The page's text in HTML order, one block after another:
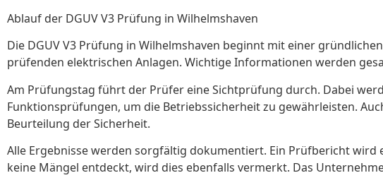
Ablauf der DGUV V3 Prüfung in Wilhelmshaven
Die DGUV V3 Prüfung in Wilhelmshaven beginnt mit einer
prüfenden elektrischen Anlagen. Wichtige Informationen werden
Am Prüfungstag führt der Prüfer eine Sichtprüfung durch. Dabei
Funktionsprüfungen, um die Betriebssicherheit zu gewährleisten.
Beurteilung der Sicherheit.
Alle Ergebnisse werden sorgfältig dokumentiert. Ein Prüfbericht
keine Mängel entdeckt, wird dies ebenfalls vermerkt. Das